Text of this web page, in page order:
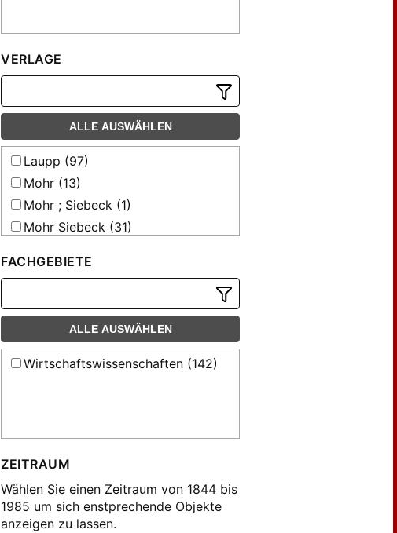
VERLAGE
ALLE AUSWÄHLEN
Laupp (97)
Mohr (13)
Mohr ; Siebeck (1)
Mohr Siebeck (31)
FACHGEBIETE
ALLE AUSWÄHLEN
Wirtschaftswissenschaften (142)
ZEITRAUM
Wählen Sie einen Zeitraum von 1844 bis
1985 um sich enstprechende Objekte
anzeigen zu lassen.